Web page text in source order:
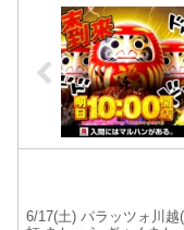
6/17(土) パラッツォ川